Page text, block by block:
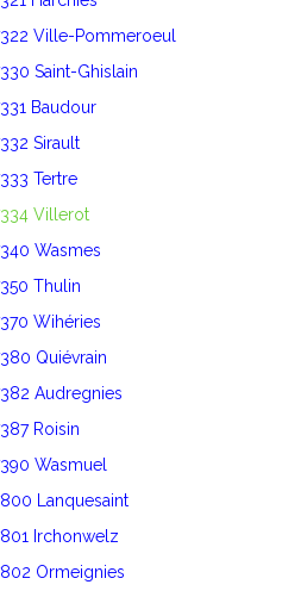
Ville-Pommeroeul
Saint-Ghislain
Baudour
Sirault
Tertre
Villerot
Wasmes
Thulin
Wihéries
Quiévrain
Audregnies
Roisin
Wasmuel
Lanquesaint
Irchonwelz
Ormeignies